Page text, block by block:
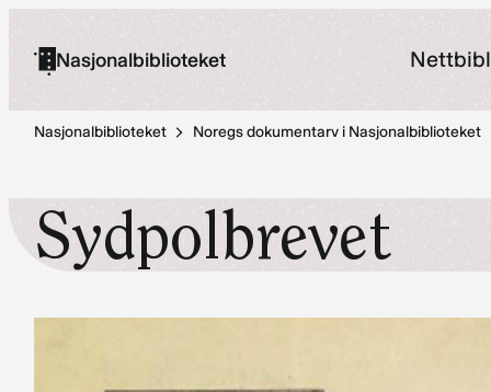
Nasjonalbiblioteket
Nasjonalbiblioteket Noregs dokumentarv i Nasjonalbiblioteket
Sydpolbrevet